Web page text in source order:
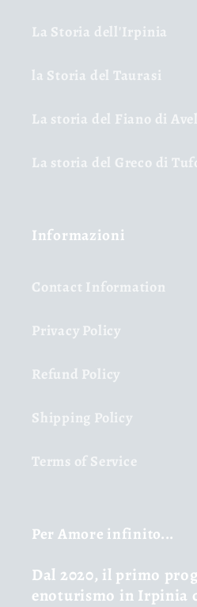
La Storia dell'Irpinia
la Storia del Taurasi
La storia del Fiano di
La storia del Greco di
Informazioni
Contact Information
Privacy Policy
Refund Policy
Shipping Policy
Terms of Service
Per Amore infinito...
Dal 2020, il primo
enoturismo in Irpinia